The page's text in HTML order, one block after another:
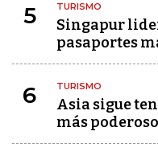
5 TURISMO
Singapur
pasaportes
6 TURISMO
Asia sigue
más